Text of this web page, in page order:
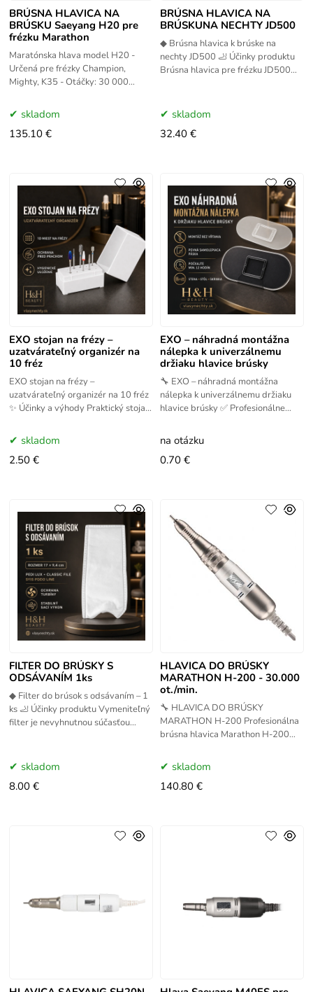
BRÚSNA HLAVICA NA
BRÚSKU Saeyang H20 pre
frézku Marathon
Maratónska hlava model H20 -
Určená pre frézky Champion,
Mighty, K35 - Otáčky: 30 000
- 12V / 24V / 30V
skladom
135.10 €
BRÚSNA HLAVICA NA
BRÚSKUNA NECHTY JD500
◆ Brúsna hlavica k brúske na
nechty JD500 🦶 Účinky produktu
Brúsna hlavica pre frézku JD500
skladom
32.40 €
EXO stojan na frézy –
uzatvárateľný organizér na
10 fréz
EXO stojan na frézy –
uzatvárateľný organizér na 10 fréz
✨ Účinky a výhody Praktický stojan
pomocníkom pre organizáciu
skladom
2.50 €
EXO – náhradná montážna
nálepka k univerzálnemu
držiaku hlavice brúsky
🔧 EXO – náhradná montážna
nálepka k univerzálnemu držiaku
hlavice brúsky ✅ Profesionálne
renomovaná značka
na otázku
0.70 €
FILTER DO BRÚSKY S
ODSÁVANÍM 1ks
◆ Filter do brúsok s odsávaním – 1
ks 🦶 Účinky produktu Vymeniteľný
filter je nevyhnutnou súčasťou
skladom
8.00 €
HLAVICA DO BRÚSKY
MARATHON H-200 - 30.000
ot./min.
🔧 HLAVICA DO BRÚSKY
MARATHON H-200 Profesionálna
brúsna hlavica Marathon H-200
prácu v manikúre, pedikúre aj
skladom
140.80 €